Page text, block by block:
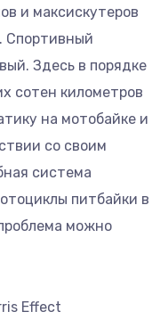
и максискутеров
Спортивный
Здесь в порядке
сотен километров
на мотобайке и
со своим
система
питбайки в
можно